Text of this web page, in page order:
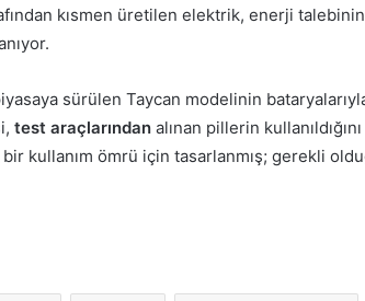
kısmen üretilen elektrik, enerji talebinin
sürülen Taycan modelinin
test araçlarından alınan pillerin
kullanım ömrü için tasarlanmış; gerekli